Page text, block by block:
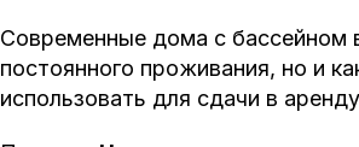
Современные дома с бассейном
постоянного проживания, но и
использовать для сдачи в